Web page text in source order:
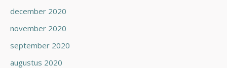
december 2020
november 2020
september 2020
augustus 2020